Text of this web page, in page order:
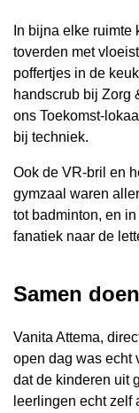
In bijna elke
toverden met
poffertjes in de
handscrub bij Zorg
ons Toekomst-
bij techniek.
Ook de VR-bril en
gymzaal waren
tot badminton, en
fanatiek naar de
Samen
Vanita Attema,
open dag was echt
dat de kinderen uit
leerlingen echt zelf